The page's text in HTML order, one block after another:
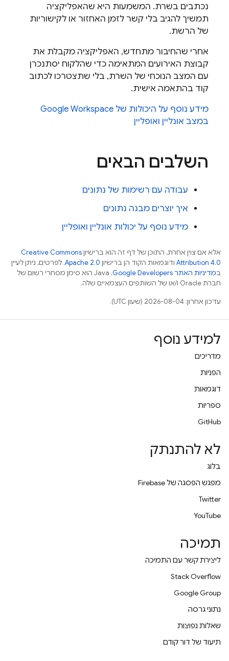
נכתבים בשרת. המשמעות היא שהאפליקציה
תמשיך להגיב בלי קשר לזמן האחזור או לקישוריות
של הרשת.
אחרי שהחיבור מתחדש, האפליקציה מקבלת את
קבוצת האירועים המתאימה כדי שהלקוח יסתנכרן
עם המצב הנוכחי של השרת, בלי שתצטרכו לכתוב
קוד בהתאמה אישית.
מידע נוסף על היכולות של Google Workspace
במצב אונליין ואופליין
השלבים הבאים
עבודה עם רשימות של נתונים
איך יוצרים מבנה נתונים
מידע נוסף על יכולות אונליין ואופליין
אלא אם צוין אחרת, התוכן של דף זה הוא ברישיוןCreative Commons
Attribution 4.0 ודוגמאות הקוד הן ברישיון Apache 2.0. לפרטים, ניתן לעיין
במדיניות האתר Google Developers‏
.‏ Java הוא סימן מסחרי רשום של
חברת Oracle ו/או של השותפים העצמאיים שלה.
עדכון אחרון: 2026-08-04 (שעון UTC).
למידע נוסף
מדריכים
הפניות
דוגמאות
ספריות
GitHub
לא להתנתק
בלוג
מפגש הפסגה של Firebase
Twitter
YouTube
תמיכה
ליצירת קשר עם התמיכה
Stack Overflow
Google Group
נתוני גרסה
שאלות נפוצות
תיעוד של דור קודם